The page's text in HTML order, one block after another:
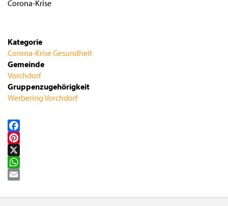
Corona-Krise
Kategorie
Corona-KriseGesundheit
Gemeinde
Vorchdorf
Gruppenzugehörigkeit
Werbering Vorchdorf
Facebook
Pinterest
X
WhatsApp